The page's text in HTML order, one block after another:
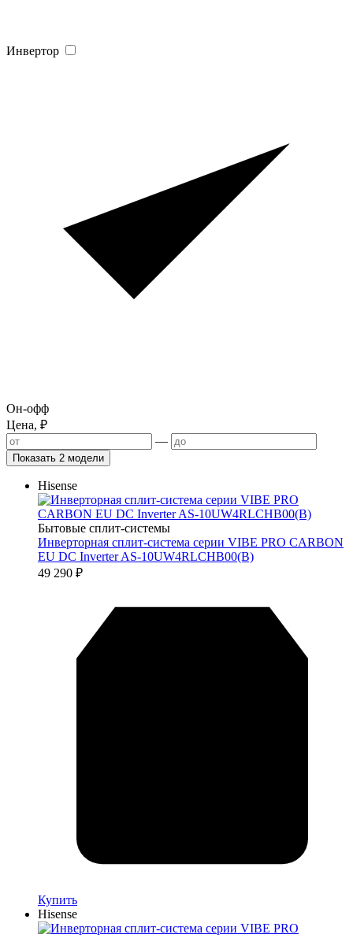
Инвертор
Он-офф
Цена, ₽
—
Показать 2 модели
Hisense
Бытовые сплит-системы
Инверторная сплит-система серии VIBE PRO CARBON
EU DC Inverter AS-10UW4RLCHB00(B)
49 290 ₽
Купить
Hisense